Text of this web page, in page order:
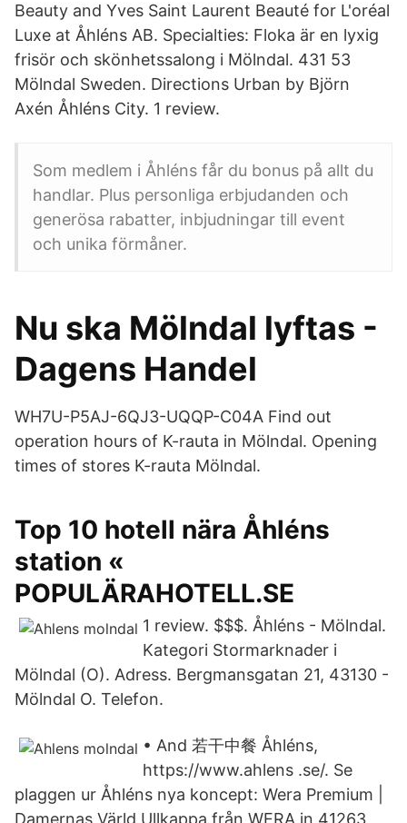
Beauty and Yves Saint Laurent Beauté for L'oréal
Luxe at Åhléns AB. Specialties: Floka är en lyxig
frisör och skönhetssalong i Mölndal. 431 53
Mölndal Sweden. Directions Urban by Björn
Axén Åhléns City. 1 review.
Som medlem i Åhléns får du bonus på allt du
handlar. Plus personliga erbjudanden och
generösa rabatter, inbjudningar till event
och unika förmåner.
Nu ska Mölndal lyftas -
Dagens Handel
WH7U-P5AJ-6QJ3-UQQP-C04A Find out
operation hours of K-rauta in Mölndal. Opening
times of stores K-rauta Mölndal.
Top 10 hotell nära Åhléns
station «
POPULÄRAHOTELL.SE
1 review. $$$. Åhléns - Mölndal.
Kategori Stormarknader i
Mölndal (O). Adress. Bergmansgatan 21, 43130 -
Mölndal O. Telefon.
• And 若干中餐 Åhléns,
https://www.ahlens .se/. Se
plaggen ur Åhléns nya koncept: Wera Premium |
Damernas Värld Ullkappa från WERA in 41263